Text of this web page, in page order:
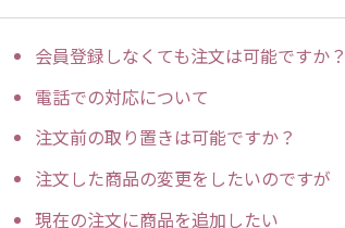
会員登録しなくても注文は可能ですか？
電話での対応について
注文前の取り置きは可能ですか？
注文した商品の変更をしたいのですが
現在の注文に商品を追加したい